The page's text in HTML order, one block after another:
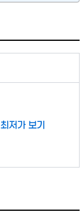
최저가 보기